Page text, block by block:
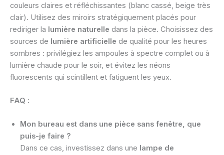
couleurs claires et réfléchissantes (blanc cassé, beige très
clair). Utilisez des miroirs stratégiquement placés pour
rediriger la lumière naturelle dans la pièce. Choisissez des
sources de lumière artificielle de qualité pour les heures
sombres : privilégiez les ampoules à spectre complet ou à
lumière chaude pour le soir, et évitez les néons
fluorescents qui scintillent et fatiguent les yeux.
FAQ :
Mon bureau est dans une pièce sans fenêtre, que
puis-je faire ?
Dans ce cas, investissez dans une lampe de